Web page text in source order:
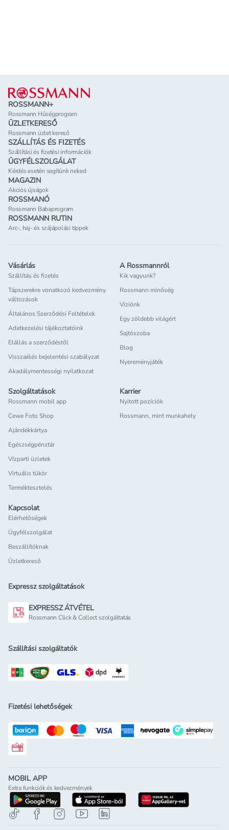
Lábléc
ROSSMANN+
Rossmann Hűségprogram
ÜZLETKERESŐ
Rossmann üzlet kereső
SZÁLLÍTÁS ÉS FIZETÉS
Szállítási és fizetési információk
ÜGYFÉLSZOLGÁLAT
Kérdés esetén segítünk neked
MAGAZIN
Akciós újságok
ROSSMANÓ
Rossmann Babaprogram
ROSSMANN RUTIN
Arc-, haj- és szájápolási tippek
Vásárlás
Szállítás és fizetés
Tápszerekre vonatkozó kedvezmény
változások
Általános Szerződési Feltételek
Adatkezelési tájékoztatóink
Elállás a szerződéstől
Visszaélés bejelentési szabályzat
Akadálymentességi nyilatkozat
A Rossmannról
Kik vagyunk?
Rossmann minőség
Víziónk
Egy zöldebb világért
Sajtószoba
Blog
Nyereményjáték
Szolgáltatások
Rossmann mobil app
Cewe Foto Shop
Ajándékkártya
Egészségpénztár
Vízparti üzletek
Virtuális tükör
Terméktesztelés
Karrier
Nyitott pozíciók
Rossmann, mint munkahely
Kapcsolat
Elérhetőségek
Ügyfélszolgálat
Beszállítóknak
Üzletkereső
Expressz szolgáltatások
EXPRESSZ ÁTVÉTEL
Rossmann Click & Collect szolgáltatás
Szállítási szolgáltatók
Fizetési lehetőségek
Rossmann ajándékkártya
MOBIL APP
Extra funkciók és kedvezmények
letöltés a google-play-rölletöltés az app-store-ból
letöltés